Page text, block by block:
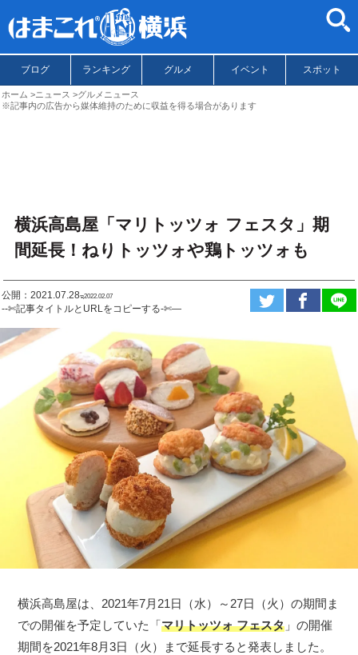
ブログ ランキング グルメ イベント スポット
ホーム ニュース
グルメニュース
※記事内の広告から媒体維持のために収益を得る場合があります
横浜高島屋「マリトッツォ フェスタ」期
間延長！ねりトッツォや鶏トッツォも
公開：2021.07.28ಇ2022.02.07
--✄記事タイトルとURLをコピーする-✄—
横浜高島屋は、2021年7月21日（水）～27日（火）の期間ま
での開催を予定していた「マリトッツォ フェスタ 」の開催
期間を2021年8月3日（火）まで延長すると発表しました。